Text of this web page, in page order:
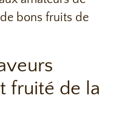
bons fruits de
fruité de la